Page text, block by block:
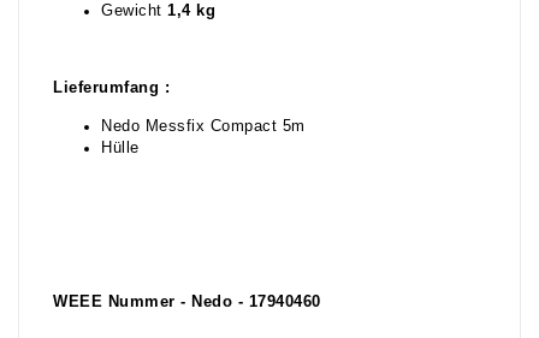
Gewicht 1,4 kg
Lieferumfang :
Nedo Messfix Compact 5m
Hülle
WEEE Nummer - Nedo - 17940460